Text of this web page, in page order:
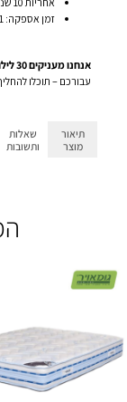
תיאור
מוצר
שאלות
ותשובות
זמן אספקה: 21 ימי עבודה
אנחנו מעניקים 30 לילות ניסיון על המזרן החדש שלכם
עבורכם – תוכלו